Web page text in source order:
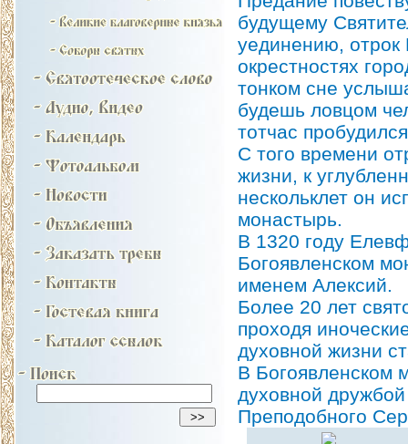
будущему
уединению,
окрестностях
тонком сне
будешь ловцом
тотчас
С того времени
жизни, к
нескольклет он
монастырь.
В 1320 году
Богоявленском
именем Алексий.
Более 20 лет
проходя
духовной жизни
В Богоявленском
духовной
Преподобного